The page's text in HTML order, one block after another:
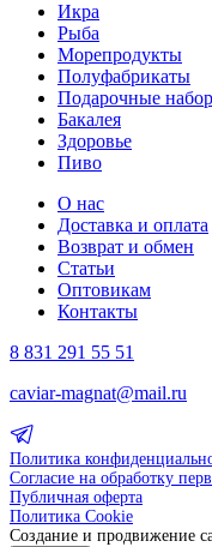
Икра
Рыба
Морепродукты
Полуфабрикаты
Подарочные
Бакалея
Здоровье
Пиво
О нас
Доставка и оплата
Возврат и обмен
Статьи
Оптовикам
Контакты
8 831 291 55 51
caviar-magnat@mail.ru
Политика
Согласие на обработку
Публичная оферта
Политика Cookie
Создание и продвижение